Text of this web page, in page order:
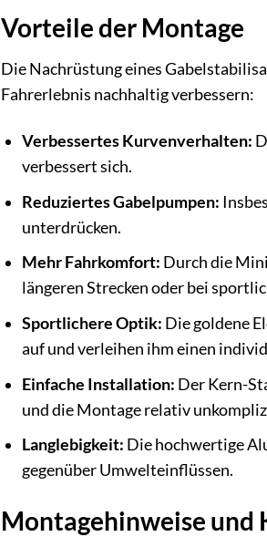
Vorteile der Montage
Die Nachrüstung eines
Fahrerlebnis nachhaltig verbessern:
Verbessertes Kurvenverhalten:
verbessert sich.
Reduziertes Gabelpumpen:
unterdrücken.
Mehr Fahrkomfort: Durch die
längeren Strecken oder bei
Sportlichere Optik: Die goldene
auf und verleihen ihm einen
Einfache Installation: Der Kern-
und die Montage relativ
Langlebigkeit: Die hochwertige
gegenüber Umwelteinflüssen.
Montagehinweise